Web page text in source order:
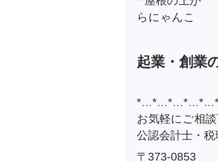
起業・創業
お気軽にご相
公認会計士・
〒373-0853